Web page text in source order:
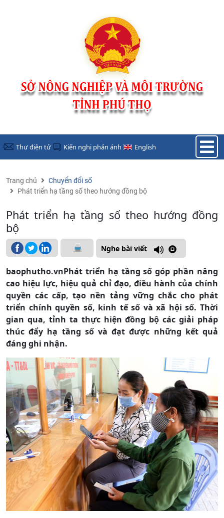
Thư điện tử Kiến nghị phản ánh English
Trang chủ
Chuyển đổi số
Phát triển hạ tầng số theo hướng đồng bộ
Phát triển hạ tầng số theo hướng đồng
bộ
Nghe bài viết
baophutho.vnPhát triển hạ tầng số góp phần nâng
cao hiệu lực, hiệu quả chỉ đạo, điều hành của chính
quyền các cấp, tạo nền tảng vững chắc cho phát
triển chính quyền số, kinh tế số và xã hội số. Thời
gian qua, tỉnh ta thực hiện đồng bộ các giải pháp
thúc đẩy hạ tầng số và đạt được những kết quả
đáng ghi nhận.